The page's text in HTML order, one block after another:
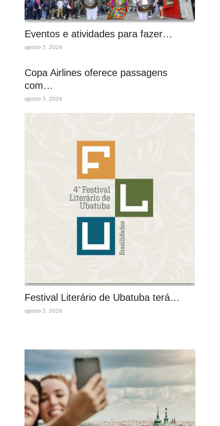
Eventos e atividades para fazer…
agosto 5, 2026
Copa Airlines oferece passagens
com…
agosto 5, 2026
Festival Literário de Ubatuba terá…
agosto 5, 2026